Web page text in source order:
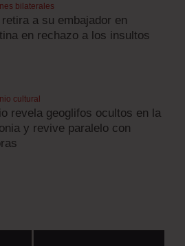
bilaterales
a su embajador en
en rechazo a los insultos
cultural
revela geoglifos ocultos en la
y revive paralelo con